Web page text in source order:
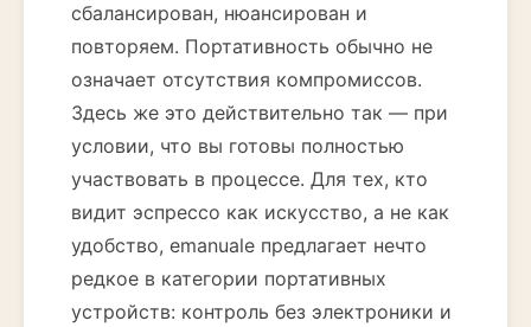
сбалансирован, нюансирован и
повторяем. Портативность обычно не
означает отсутствия компромиссов.
Здесь же это действительно так — при
условии, что вы готовы полностью
участвовать в процессе. Для тех, кто
видит эспрессо как искусство, а не как
удобство, emanuale предлагает нечто
редкое в категории портативных
устройств: контроль без электроники и